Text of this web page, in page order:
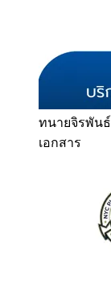
ทนายจิรพันธ์
เอกสาร